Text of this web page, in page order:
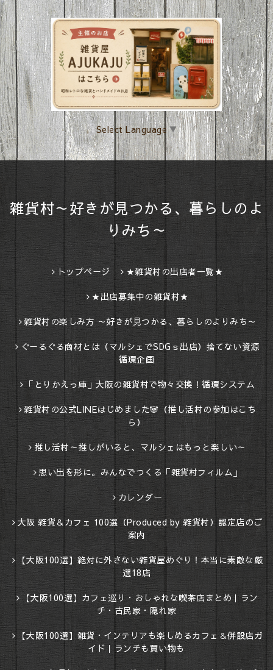
Select Language ▼
雑貨村～好きが見つかる、暮らしのよ
りみち～
トップページ ★雑貨村の出店者一覧★
★出店募集中の雑貨村★
雑貨村の楽しみ方 ～好きが見つかる、暮らしのよりみち～
ぐーるぐる商材とは（マルシェでSDGｓ出店）捨てない資源
循環企画
「とりかえっ庫」大阪の雑貨村で物々交換！循環システム
雑貨村の公式LINEはじめました🐼（推し活村の参加はこち
ら）
推し活村～推しがいると、マルシェはもっと楽しい～
思い出を形に。みんなでつくる「雑貨村フィルム」
カレンダー
大阪 雑貨＆カフェ 100選（Produced by 雑貨村）認定店のご
案内
【大阪100選】絶対に外さない雑貨屋めぐり！本当に素敵な厳
選18店
【大阪100選】カフェ巡り・おしゃれな喫茶店まとめ｜ラン
チ・古民家・隠れ家
【大阪100選】雑貨・インテリアも楽しめるカフェ＆併設店ガ
イド｜ランチも買い物も